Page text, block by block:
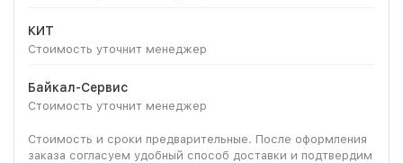
КИТ
Стоимость уточнит менеджер
Байкал-Сервис
Стоимость уточнит менеджер
Стоимость и сроки предварительные. После оформления
заказа согласуем удобный способ доставки и подтвердим